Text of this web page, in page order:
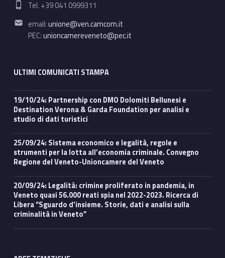
Tel. +39 041 0999311
Email address:
email:unione@ven.camcom.it
PEC:unioncamereveneto@pec.it
ULTIMI COMUNICATI STAMPA
19/10/24: Partnership con DMO Dolomiti Bellunesi e
Destination Verona & Garda Foundation per analisi e
studio di dati turistici
25/09/24: Sistema economico e legalità, regole e
strumenti per la lotta all’economia criminale. Convegno
Regione del Veneto-Unioncamere del Veneto
20/09/24: Legalità: crimine proliferato in pandemia, in
Veneto quasi 56.000 reati spia nel 2022-2023. Ricerca di
Libera “Sguardo d’insieme. Storie, dati e analisi sulla
criminalità in Veneto”